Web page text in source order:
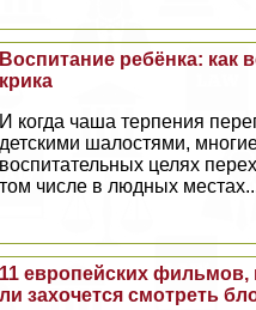
Воспитание ребёнка: как
крика
И когда чаша терпения
детскими шалостями,
воспитательных целях
том числе в людных
11 европейских
ли захочется смотреть